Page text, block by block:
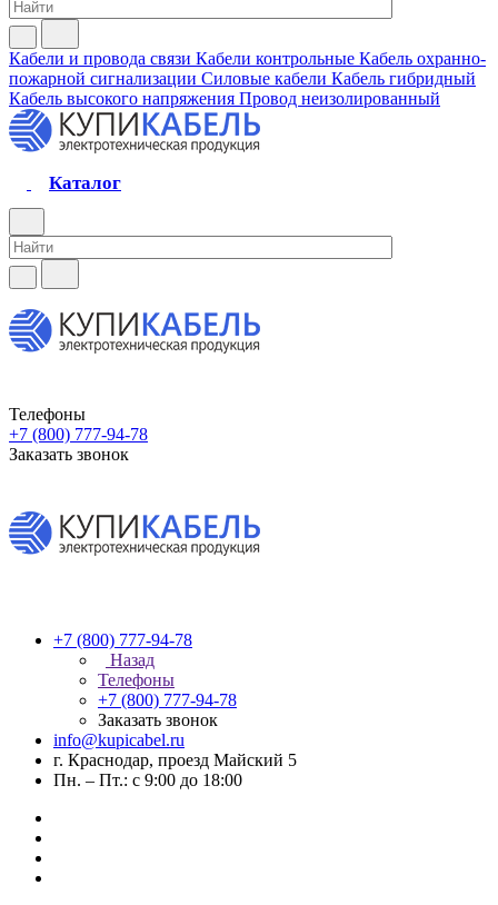
Кабели и провода связи Кабели контрольные Кабель охранно-
пожарной сигнализации Силовые кабели Кабель гибридный
Кабель высокого напряжения Провод неизолированный
Каталог
Телефоны
+7 (800) 777-94-78
Заказать звонок
+7 (800) 777-94-78
Назад
Телефоны
+7 (800) 777-94-78
Заказать звонок
info@kupicabel.ru
г. Краснодар, проезд Майский 5
Пн. – Пт.: с 9:00 до 18:00